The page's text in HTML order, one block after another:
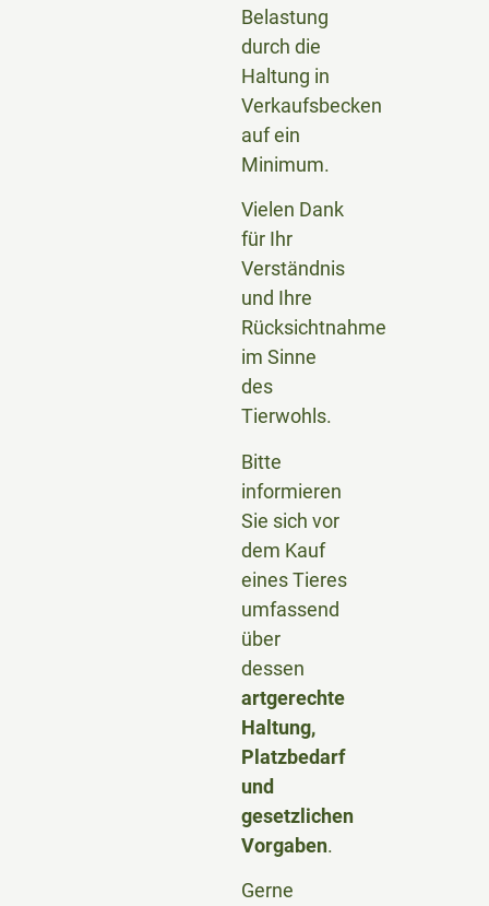
Belastung
durch die
Haltung in
Verkaufsbecken
auf ein
Minimum.
Vielen Dank
für Ihr
Verständnis
und Ihre
Rücksichtnahme
im Sinne
des
Tierwohls.
Bitte
informieren
Sie sich vor
dem Kauf
eines Tieres
umfassend
über
dessen
artgerechte
Haltung,
Platzbedarf
und
gesetzlichen
Vorgaben.
Gerne